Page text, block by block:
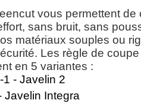
vous permettent de
sans bruit, sans
matériaux souples ou
Les règle de
en 5 variantes :
1 - Javelin 2
Javelin Integra